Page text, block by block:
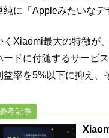
純に「Appleみたいなデ
くXiaomi最大の特徴が
ードに付随するサービ
益率を5%以下に抑え